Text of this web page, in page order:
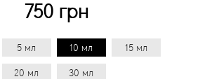
750 грн
5 мл 10 мл 15 мл
20 мл 30 мл